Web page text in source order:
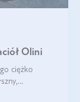
Olini
ciężko